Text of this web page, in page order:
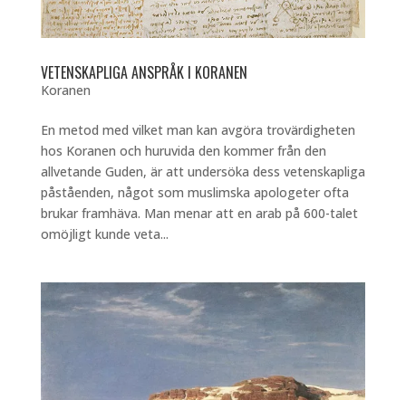
VETENSKAPLIGA ANSPRÅK I KORANEN
Koranen
En metod med vilket man kan avgöra trovärdigheten
hos Koranen och huruvida den kommer från den
allvetande Guden, är att undersöka dess vetenskapliga
påståenden, något som muslimska apologeter ofta
brukar framhäva. Man menar att en arab på 600-talet
omöjligt kunde veta...